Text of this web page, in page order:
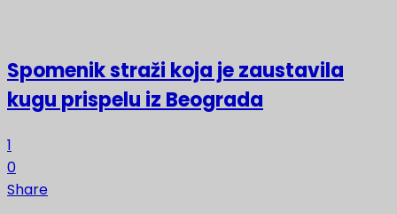
Spomenik straži koja je zaustavila
kugu prispelu iz Beograda
1
0
Share